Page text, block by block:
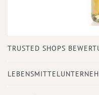
Anfang
Bildergalerie
TRUSTED SHOPS